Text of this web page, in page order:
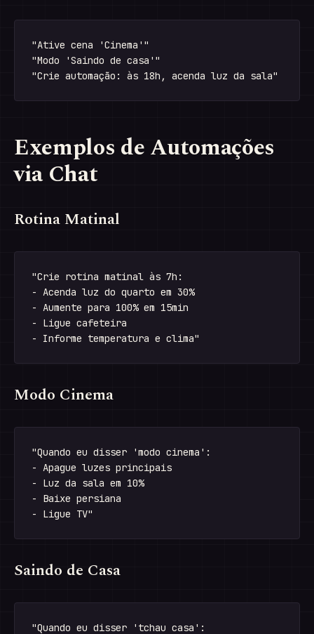
"Ative cena 'Cinema'"
"Modo 'Saindo de casa'"
Exemplos de Automações
via Chat
Rotina Matinal
"Crie rotina matinal às 7h:
- Acenda luz do quarto em 30%
- Aumente para 100% em 15min
- Ligue cafeteira
Modo Cinema
"Quando eu disser 'modo cinema':
- Apague luzes principais
- Luz da sala em 10%
- Baixe persiana
Saindo de Casa
"Quando eu disser 'tchau casa':